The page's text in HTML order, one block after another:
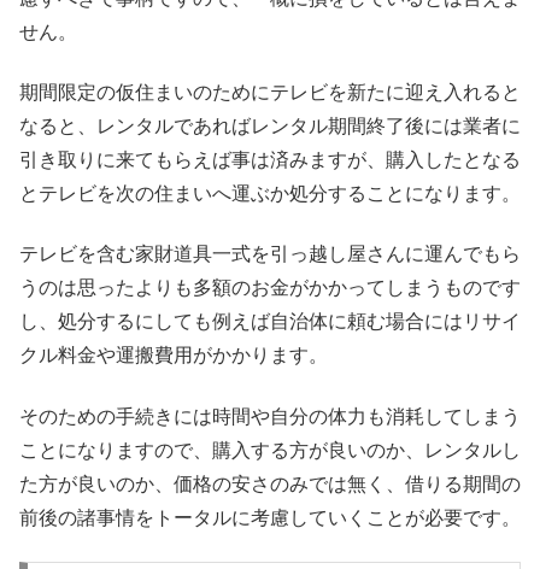
せん。
期間限定の仮住まいのためにテレビを新たに迎え入れると
なると、レンタルであればレンタル期間終了後には業者に
引き取りに来てもらえば事は済みますが、購入したとなる
とテレビを次の住まいへ運ぶか処分することになります。
テレビを含む家財道具一式を引っ越し屋さんに運んでもら
うのは思ったよりも多額のお金がかかってしまうものです
し、処分するにしても例えば自治体に頼む場合にはリサイ
クル料金や運搬費用がかかります。
そのための手続きには時間や自分の体力も消耗してしまう
ことになりますので、購入する方が良いのか、レンタルし
た方が良いのか、価格の安さのみでは無く、借りる期間の
前後の諸事情をトータルに考慮していくことが必要です。